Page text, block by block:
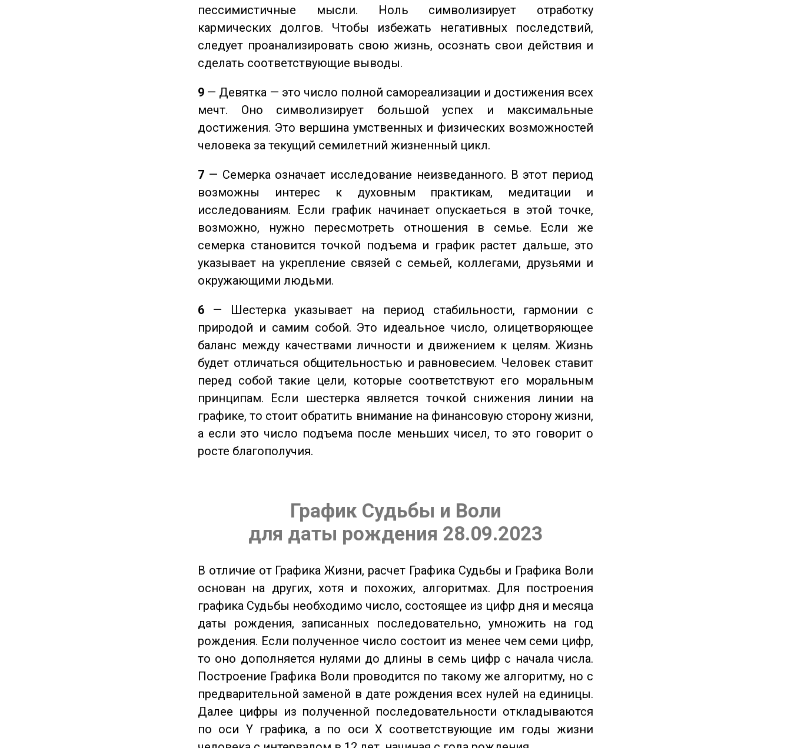
пессимистичные мысли. Ноль символизирует отработку
кармических долгов. Чтобы избежать негативных последствий,
следует проанализировать свою жизнь, осознать свои действия и
сделать соответствующие выводы.
9 — Девятка — это число полной самореализации и достижения всех
мечт. Оно символизирует большой успех и максимальные
достижения. Это вершина умственных и физических возможностей
человека за текущий семилетний жизненный цикл.
7 — Семерка означает исследование неизведанного. В этот период
возможны интерес к духовным практикам, медитации и
исследованиям. Если график начинает опускаеться в этой точке,
возможно, нужно пересмотреть отношения в семье. Если же
семерка становится точкой подъема и график растет дальше, это
указывает на укрепление связей с семьей, коллегами, друзьями и
окружающими людьми.
6 — Шестерка указывает на период стабильности, гармонии с
природой и самим собой. Это идеальное число, олицетворяющее
баланс между качествами личности и движением к целям. Жизнь
будет отличаться общительностью и равновесием. Человек ставит
перед собой такие цели, которые соответствуют его моральным
принципам. Если шестерка является точкой снижения линии на
графике, то стоит обратить внимание на финансовую сторону жизни,
а если это число подъема после меньших чисел, то это говорит о
росте благополучия.
График Судьбы и Воли
для даты рождения 28.09.2023
В отличие от Графика Жизни, расчет Графика Судьбы и Графика Воли
основан на других, хотя и похожих, алгоритмах. Для построения
графика Судьбы необходимо число, состоящее из цифр дня и месяца
даты рождения, записанных последовательно, умножить на год
рождения. Если полученное число состоит из менее чем семи цифр,
то оно дополняется нулями до длины в семь цифр с начала числа.
Построение Графика Воли проводится по такому же алгоритму, но с
предварительной заменой в дате рождения всех нулей на единицы.
Далее цифры из полученной последовательности откладываются
по оси Y графика, а по оси X соответствующие им годы жизни